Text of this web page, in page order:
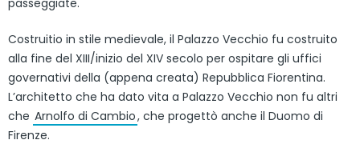
Costruitio in stile medievale, il Palazzo Vecchio fu costruito
alla fine del XIII/inizio del XIV secolo per ospitare gli uffici
governativi della (appena creata) Repubblica Fiorentina.
L’architetto che ha dato vita a Palazzo Vecchio non fu altri
che Arnolfo di Cambio, che progettò anche il Duomo di
Firenze.